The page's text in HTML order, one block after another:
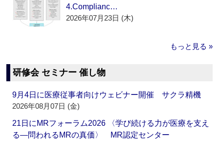
4.Complianc…
2026年07月23日 (木)
もっと見る »
研修会 セミナー 催し物
9月4日に医療従事者向けウェビナー開催 サクラ精機
2026年08月07日 (金)
21日にMRフォーラム2026 〈学び続ける力が医療を支え
る―問われるMRの真価〉 MR認定センター